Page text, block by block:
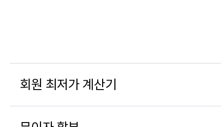
회원 최저가 계산기